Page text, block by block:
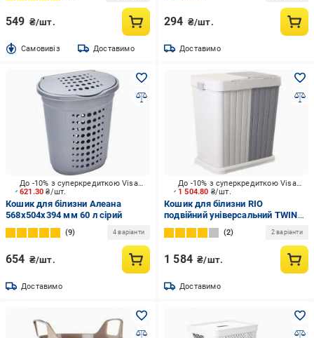
549 ₴/шт.
Cамовивіз Доставимо
294 ₴/шт.
Доставимо
621.30₴/шт.
До -10% з суперкредиткою Visa Вигода
Кошик для білизни Алеана
568х504х394 мм 60 л сірий
9 4 варіанти
654 ₴/шт.
Доставимо
1 504.80 ₴/шт.
До -10% з суперкредиткою Visa Вигода
Кошик для білизни RIO
подвійний універсальний TWINS
561х342х589 мм 80 л бежевий/
сірий
2 2 варіанти
1 584 ₴/шт.
Доставимо